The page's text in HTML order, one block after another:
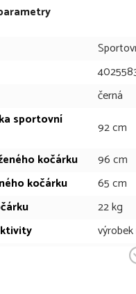
černá
sportovní
92 cm
kočárku
96 cm
kočárku
65 cm
22 kg